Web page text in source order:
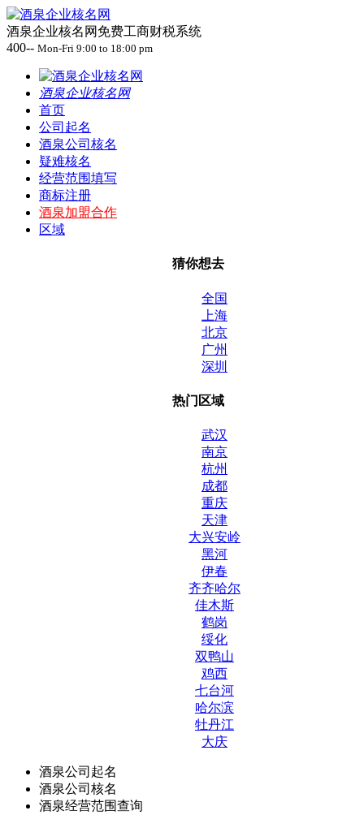
酒泉企业核名网免费工商财税系统
400-- Mon-Fri 9:00 to 18:00 pm
酒泉企业核名网
首页
公司起名
酒泉公司核名
疑难核名
经营范围填写
商标注册
酒泉加盟合作
区域
猜你想去
全国
上海
北京
广州
深圳
热门区域
武汉
南京
杭州
成都
重庆
天津
大兴安岭
黑河
伊春
齐齐哈尔
佳木斯
鹤岗
绥化
双鸭山
鸡西
七台河
哈尔滨
牡丹江
大庆
酒泉公司起名
酒泉公司核名
酒泉经营范围查询